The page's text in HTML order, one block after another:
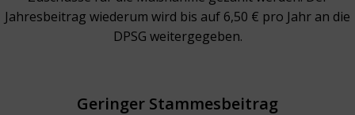
Jahresbeitrag wiederum wird bis auf 6,50 € pro Jahr an die
DPSG weitergegeben.
Geringer Stammesbeitrag